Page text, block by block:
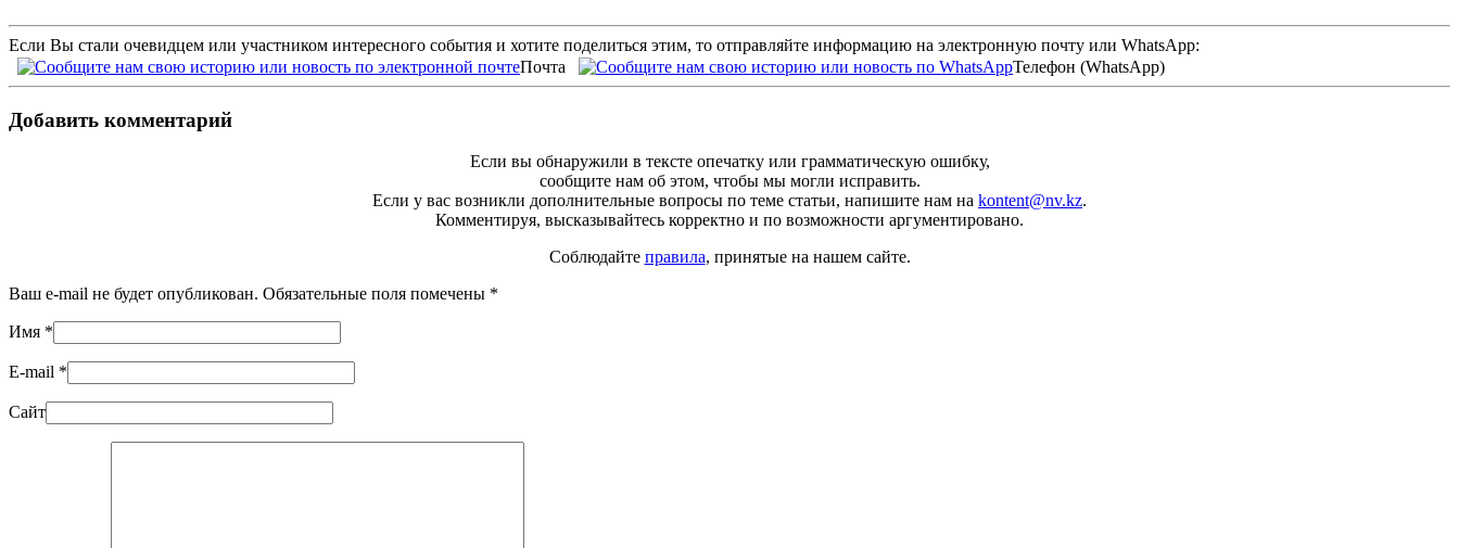
Если Вы стали очевидцем или участником интересного события и хотите поделиться этим, то отправляйте информацию на электронную почту или WhatsApp:
Почта
Телефон (WhatsApp)
Добавить комментарий
Если вы обнаружили в тексте опечатку или грамматическую ошибку,
сообщите нам об этом, чтобы мы могли исправить.
Если у вас возникли дополнительные вопросы по теме статьи, напишите нам на kontent@nv.kz.
Комментируя, высказывайтесь корректно и по возможности аргументировано.
Соблюдайте правила, принятые на нашем сайте.
Ваш e-mail не будет опубликован. Обязательные поля помечены *
Имя *
E-mail *
Сайт